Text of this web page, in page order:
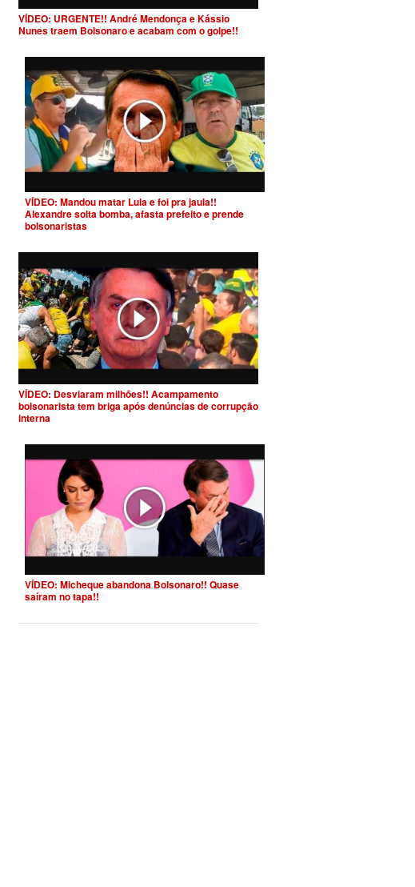
VÍDEO: URGENTE!! André Mendonça e Kássio
Nunes traem Bolsonaro e acabam com o golpe!!
VÍDEO: Mandou matar Lula e foi pra jaula!!
Alexandre solta bomba, afasta prefeito e prende
bolsonaristas
VÍDEO: Desviaram milhões!! Acampamento
bolsonarista tem briga após denúncias de corrupção
interna
VÍDEO: Micheque abandona Bolsonaro!! Quase
saíram no tapa!!